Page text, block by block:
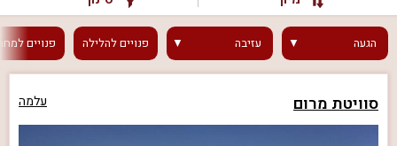
הגעה עזיבה פנוייםלהלילה פנויים
סוויטת מרום עלמה